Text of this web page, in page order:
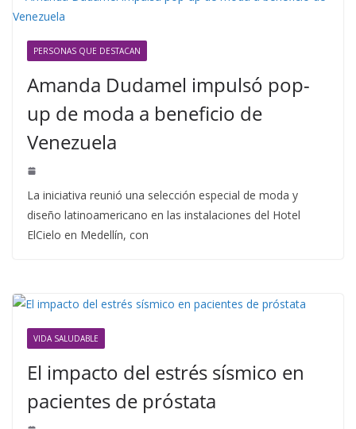
PERSONAS QUE DESTACAN
Amanda Dudamel impulsó pop-
up de moda a beneficio de
Venezuela
La iniciativa reunió una selección especial de moda y
diseño latinoamericano en las instalaciones del Hotel
ElCielo en Medellín, con
VIDA SALUDABLE
El impacto del estrés sísmico en
pacientes de próstata